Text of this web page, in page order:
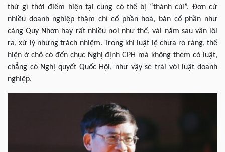
thứ gì thời điểm hiện tại cũng có thể bị “thành củi”. Đơn cử
nhiều doanh nghiệp thậm chí cổ phần hoá, bán cổ phần như
cảng Quy Nhơn hay rất nhiều nơi như thế, vài năm sau vẫn lôi
ra, xử lý những trách nhiệm. Trong khi luật lệ chưa rõ ràng, thể
hiện ở chỗ có đến chục Nghị định CPH mà không thèm có luật,
chẳng có Nghị quyết Quốc Hội, như vậy sẽ trái với luật doanh
nghiệp.